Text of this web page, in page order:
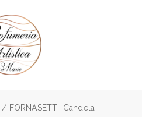
/ FORNASETTI-Candela